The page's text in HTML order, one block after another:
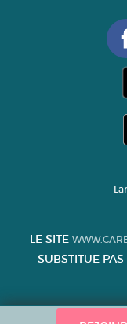
LE SITE
SUBSTITUE